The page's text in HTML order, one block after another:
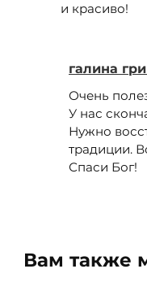
и красиво!
галина
Очень
У нас
Нужно
традиции.
Спаси Бог!
Вам также